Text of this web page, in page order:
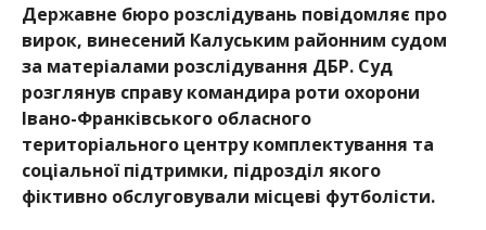
Державне бюро розслідувань повідомляє про
вирок, винесений Калуським районним судом
за матеріалами розслідування ДБР. Суд
розглянув справу командира роти охорони
Івано-Франківського обласного
територіального центру комплектування та
соціальної підтримки, підрозділ якого
фіктивно обслуговували місцеві футболісти.